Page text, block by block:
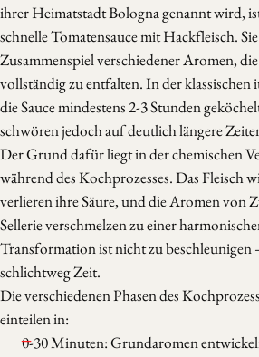
ihrer Heimatstadt Bologna genannt wird,
schnelle Tomatensauce mit Hackfleisch.
Zusammenspiel verschiedener Aromen,
vollständig zu entfalten. In der
die Sauce mindestens 2-3 Stunden
schwören jedoch auf deutlich längere
Der Grund dafür liegt in der chemischen
während des Kochprozesses. Das Fleisch
verlieren ihre Säure, und die Aromen von
Sellerie verschmelzen zu einer
Transformation ist nicht zu beschleunigen
schlichtweg Zeit.
Die verschiedenen Phasen des
einteilen in:
0-30 Minuten: Grundaromen